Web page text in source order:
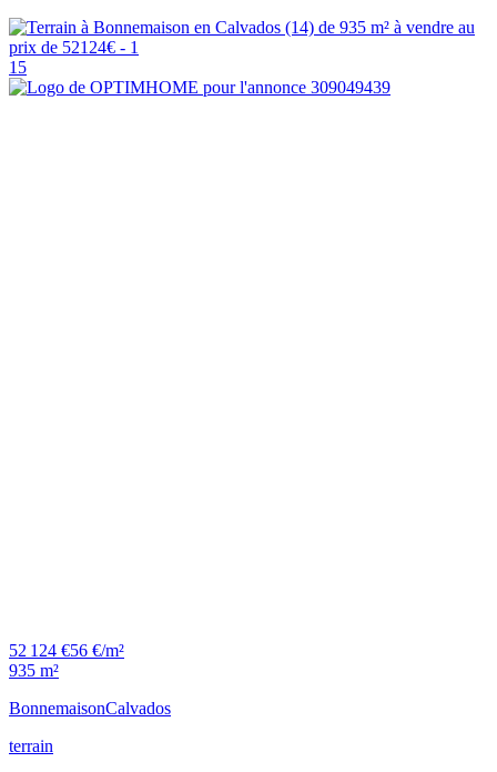
15
52 124 €56 €/m²
935 m²
BonnemaisonCalvados
terrain